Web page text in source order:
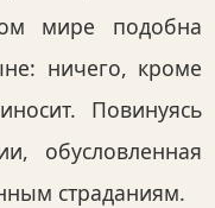
мире подобна
ничего, кроме
Повинуясь
обусловленная
страданиям.